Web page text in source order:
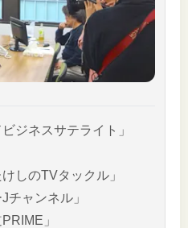
ビジネスサテライト」
けしのTVタックル」
チャンネル」
」